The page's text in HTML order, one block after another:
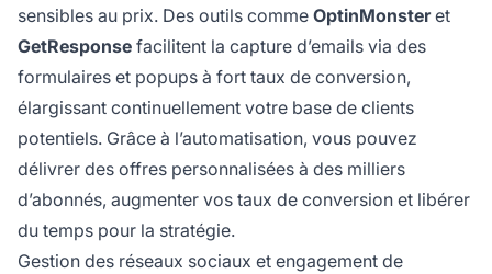
sensibles au prix. Des outils comme OptinMonsteret
GetResponse facilitent la capture d’emails via des
formulaires et popups à fort taux de conversion,
élargissant continuellement votre base de clients
potentiels. Grâce à l’automatisation, vous pouvez
délivrer des offres personnalisées à des milliers
d’abonnés, augmenter vos taux de conversion et libérer
du temps pour la stratégie.
Gestion des réseaux sociaux et engagement de